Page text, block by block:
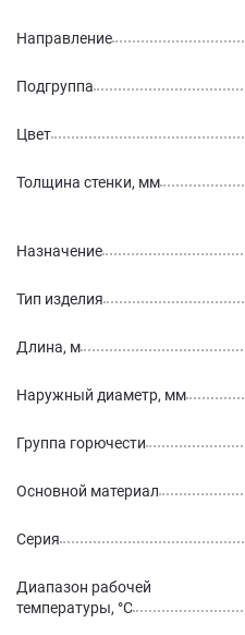
Направление
Подгруппа
Цвет
Толщина стенки, мм
Назначение
Тип изделия
Длина, м
Наружный диаметр, мм
Группа горючести
Основной материал
Серия
Диапазон рабочей
температуры, °С